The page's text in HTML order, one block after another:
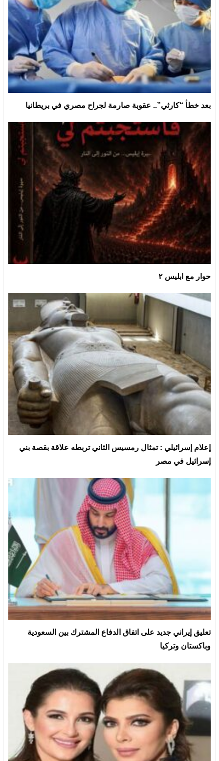
بعد خطأ “كارثي”.. عقوبة صارمة لجراح مصري في بريطانيا
حوار مع ابليس ٢
إعلام إسرائيلي : تمثال رمسيس الثاني تربطه علاقة بقصة بني
إسرائيل في مصر
تعليق إيراني جديد على اتفاق الدفاع المشترك بين السعودية
وباكستان وتركيا